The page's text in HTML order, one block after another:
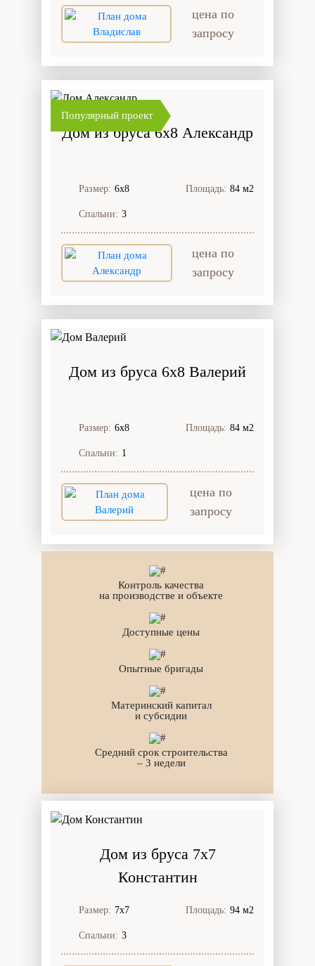
цена по
запросу
Популярный проект
Дом из бруса 6x8 Александр
Размер: 6х8 Площадь: 84 м2
Спальни: 3
цена по
запросу
Дом из бруса 6x8 Валерий
Размер: 6х8 Площадь: 84 м2
Спальни: 1
цена по
запросу
Контроль качества
на производстве и объекте
Доступные цены
Опытные бригады
Материнский капитал
и субсидии
Средний срок строительства
– 3 недели
Дом из бруса 7x7
Константин
Размер: 7х7 Площадь: 94 м2
Спальни: 3